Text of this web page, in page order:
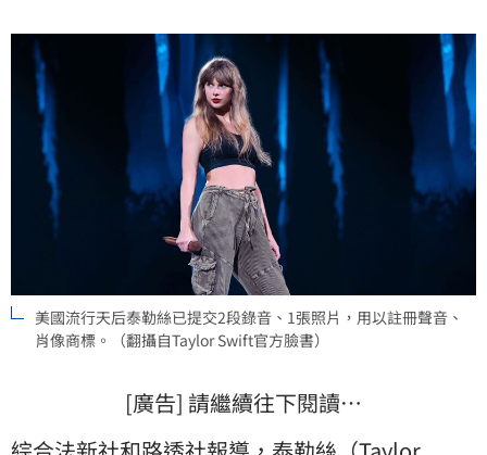
美國流行天后泰勒絲已提交2段錄音、1張照片，用以註冊聲音、
肖像商標。（翻攝自Taylor Swift官方臉書）
[廣告] 請繼續往下閱讀…